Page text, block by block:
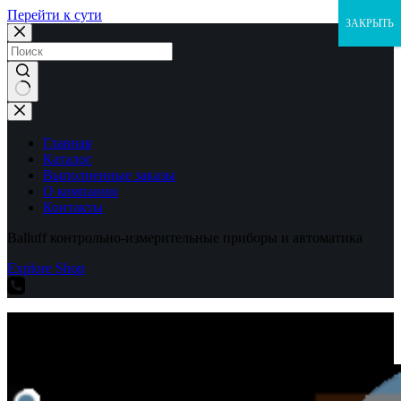
Перейти к сути
Ничего
не
найденоГлавная
Каталог
Выполненные заказы
О компании
Контакты
Balluff контрольно-измерительные приборы и автоматика
Explore Shop
ЗАКРЫТЬ